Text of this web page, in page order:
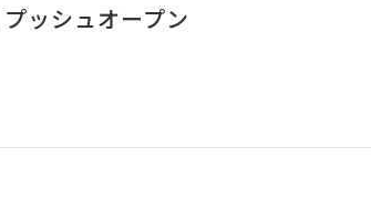
ッシュオープン